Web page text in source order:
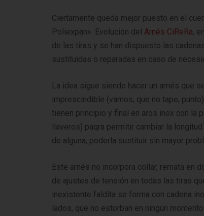
Ciertamente queda mejor puesto en el
Poliexpan». Evolución del Arnés CiReRa,
de las tiras y se han dispuesto las
sustituidas o reparadas en caso de
La idea sigue siendo hacer un arnés que
imprescindible (vamos, que no tape,
tienen principio y final en aros inox con la
llaveros) paqra permitir cambiar la
de alguna, poderla sustituir sin mayor
Este arnés no incorpora collar, remata en
de ajustes de tensión en todas las tiras
inexistente faldita se forma con cadena
lados, que no estorban en ningún